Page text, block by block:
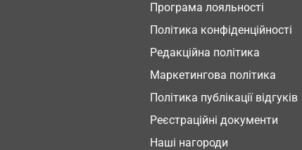
Програма лояльності
Політика конфіденційності
Редакційна політика
Маркетингова політика
Політика публікації відгуків
Реєстраційні документи
Наші нагороди